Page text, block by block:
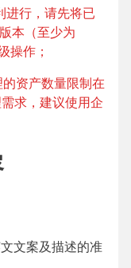
进行，请先将已
本（至少为
操作；
资产数量限制在
求，建议使用企
文案及描述的准